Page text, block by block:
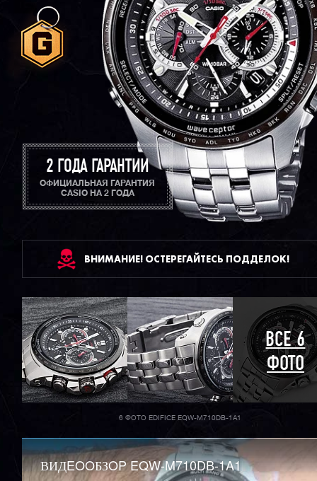
2 ГОДА ГАРАНТИИ
ОФИЦИАЛЬНАЯ ГАРАНТИЯ
CASIO НА 2 ГОДА
ВНИМАНИЕ! ОСТЕРЕГАЙТЕСЬ ПОДДЕЛОК!
ВСЕ 6
ФОТО
6 ФОТО EDIFICE EQW-M710DB-1A1
ВИДEOOБЗOP EQW-M710DB-1A1